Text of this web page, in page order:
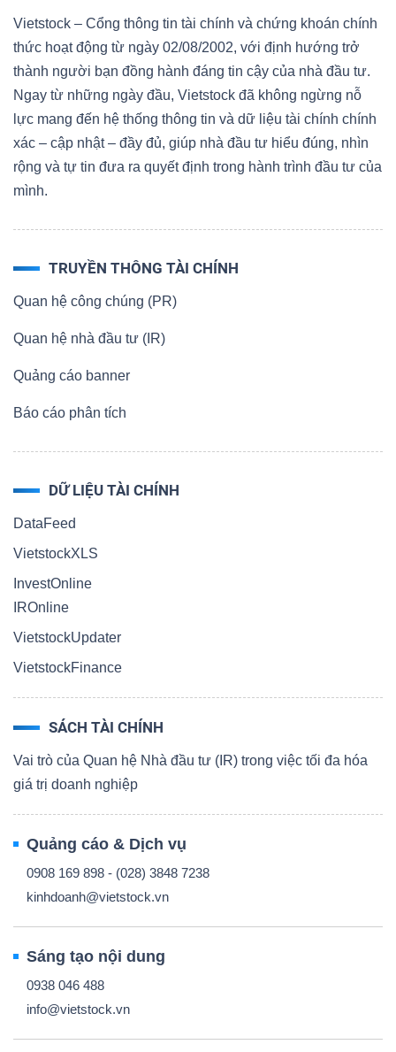
Vietstock – Cổng thông tin tài chính và chứng khoán chính
thức hoạt động từ ngày 02/08/2002, với định hướng trở
thành người bạn đồng hành đáng tin cậy của nhà đầu tư.
Ngay từ những ngày đầu, Vietstock đã không ngừng nỗ
lực mang đến hệ thống thông tin và dữ liệu tài chính chính
xác – cập nhật – đầy đủ, giúp nhà đầu tư hiểu đúng, nhìn
rộng và tự tin đưa ra quyết định trong hành trình đầu tư của
mình.
TRUYỀN THÔNG TÀI CHÍNH
Quan hệ công chúng (PR)
Quan hệ nhà đầu tư (IR)
Quảng cáo banner
Báo cáo phân tích
DỮ LIỆU TÀI CHÍNH
DataFeed
VietstockXLS
InvestOnline
IROnline
VietstockUpdater
VietstockFinance
SÁCH TÀI CHÍNH
Vai trò của Quan hệ Nhà đầu tư (IR) trong việc tối đa hóa
giá trị doanh nghiệp
Quảng cáo & Dịch vụ
0908 169 898 - (028) 3848 7238
kinhdoanh@vietstock.vn
Sáng tạo nội dung
0938 046 488
info@vietstock.vn